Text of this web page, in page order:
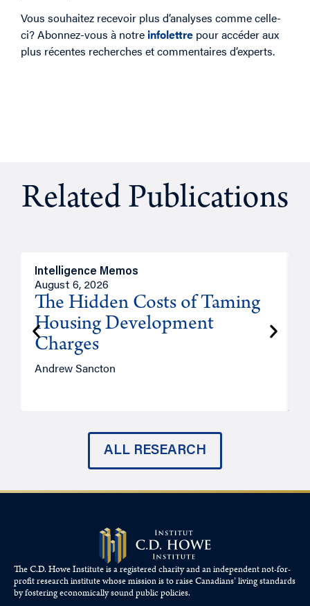
Vous souhaitez recevoir plus d’analyses comme celle-
ci? Abonnez-vous à notre infolettre pour accéder aux
plus récentes recherches et commentaires d’experts.
Related Publications
Intelligence Memos
August 6, 2026
The Hidden Costs of Taming
Housing Development
Charges
Andrew Sancton
ALL RESEARCH
The C.D. Howe Institute is a registered charity and an independent not-for-
profit research institute whose mission is to raiseCanadians’living standards
by fostering economically sound public policies.